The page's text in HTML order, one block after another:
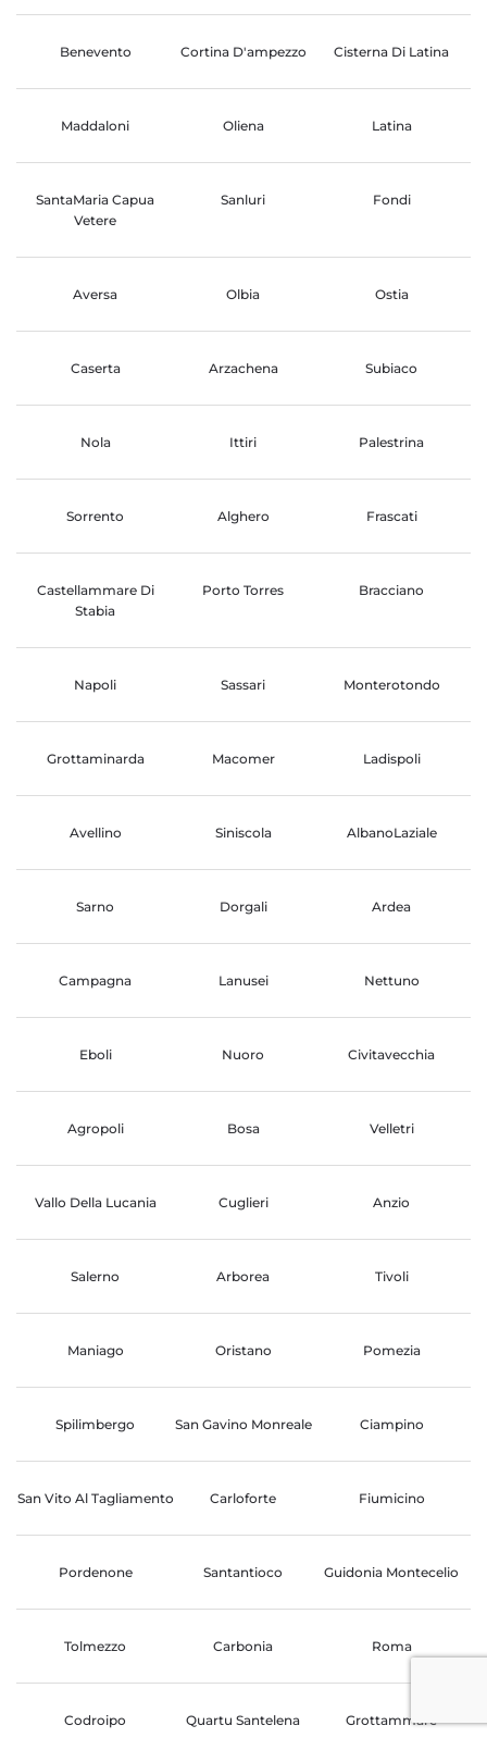
Benevento Cortina D'ampezzo Cisterna Di Latina
Maddaloni Oliena Latina
SantaMaria Capua
Vetere
Sanluri Fondi
Aversa Olbia Ostia
Caserta Arzachena Subiaco
Nola Ittiri Palestrina
Sorrento Alghero Frascati
Castellammare Di
Stabia
Porto Torres Bracciano
Napoli Sassari Monterotondo
Grottaminarda Macomer Ladispoli
Avellino Siniscola AlbanoLaziale
Sarno Dorgali Ardea
Campagna Lanusei Nettuno
Eboli Nuoro Civitavecchia
Agropoli Bosa Velletri
Vallo Della Lucania Cuglieri Anzio
Salerno Arborea Tivoli
Maniago Oristano Pomezia
Spilimbergo San Gavino Monreale Ciampino
San Vito Al Tagliamento Carloforte Fiumicino
Pordenone Santantioco Guidonia Montecelio
Tolmezzo Carbonia Roma
Codroipo Quartu Santelena Grottammare